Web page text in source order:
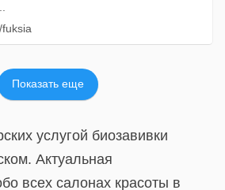
Показать еще
услугой биозавивки
Актуальная
всех салонах красоты в